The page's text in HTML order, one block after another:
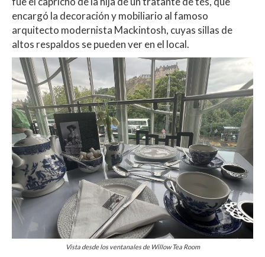
encargó la decoración y mobiliario al famoso
arquitecto modernista Mackintosh, cuyas sillas de
altos respaldos se pueden ver en el local.
Vista desde los ventanales de Willow Tea Room